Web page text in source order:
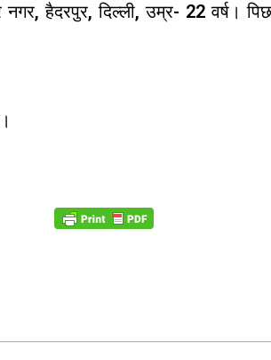
नगर, हैदरपुर, दिल्ली, उम्र- 22 वर्ष।